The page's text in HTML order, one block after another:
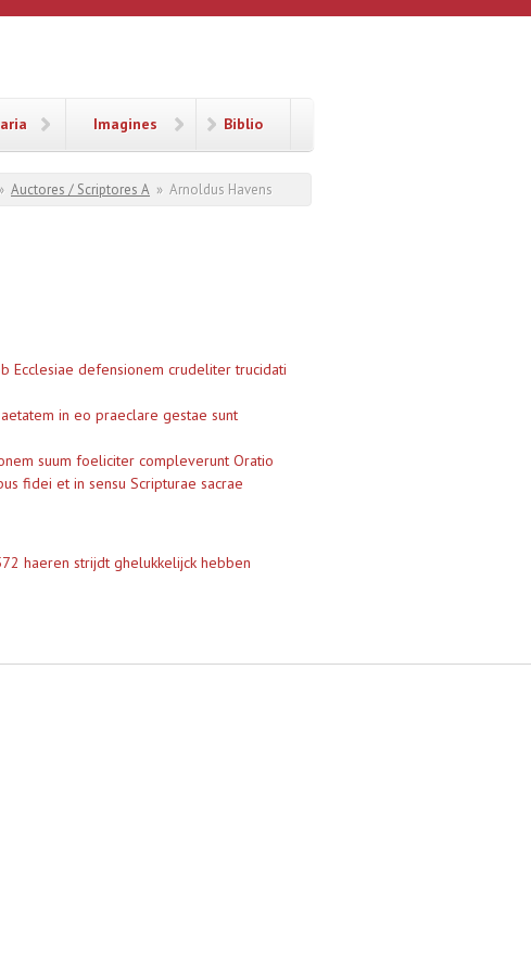
Imagines Biblio
» Auctores / Scriptores A » Arnoldus Havens
Ecclesiae defensionem crudeliter trucidati
in eo praeclare gestae sunt
suum foeliciter compleverunt Oratio
fidei et in sensu Scripturae sacrae
haeren strijdt ghelukkelijck hebben